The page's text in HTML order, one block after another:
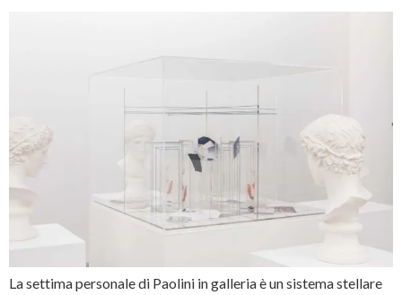
La settima personale di Paolini in galleria è un sistema stellare